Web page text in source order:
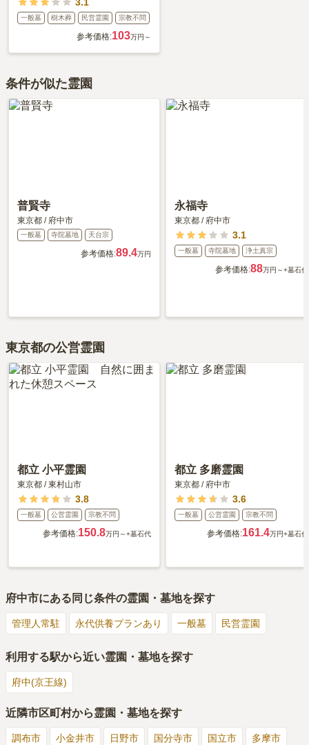
一般墓 樹木葬 民営霊園 宗教不問
参考価格:103万円～
条件が似た霊園
普賢寺
東京都 / 府中市
一般墓 寺院墓地 天台宗
参考価格:89.4万円
永福寺
東京都 / 府中市
3.1
一般墓 寺院墓地 浄土真宗
参考価格:88万円～+墓石代
東京都の公営霊園
都立 小平霊園
東京都 /東村山市
3.8
一般墓 公営霊園 宗教不問
参考価格:150.8万円～+墓石代
都立 多磨霊園
東京都 / 府中市
3.6
一般墓 公営霊園 宗教不問
参考価格:161.4万円+墓石代
府中市にある同じ条件の霊園・墓地を探す
管理人常駐 永代供養プランあり 一般墓 民営霊園
利用する駅から近い霊園・墓地を探す
府中(京王線)
近隣市区町村から霊園・墓地を探す
調布市 小金井市 日野市 国分寺市 国立市 多摩市